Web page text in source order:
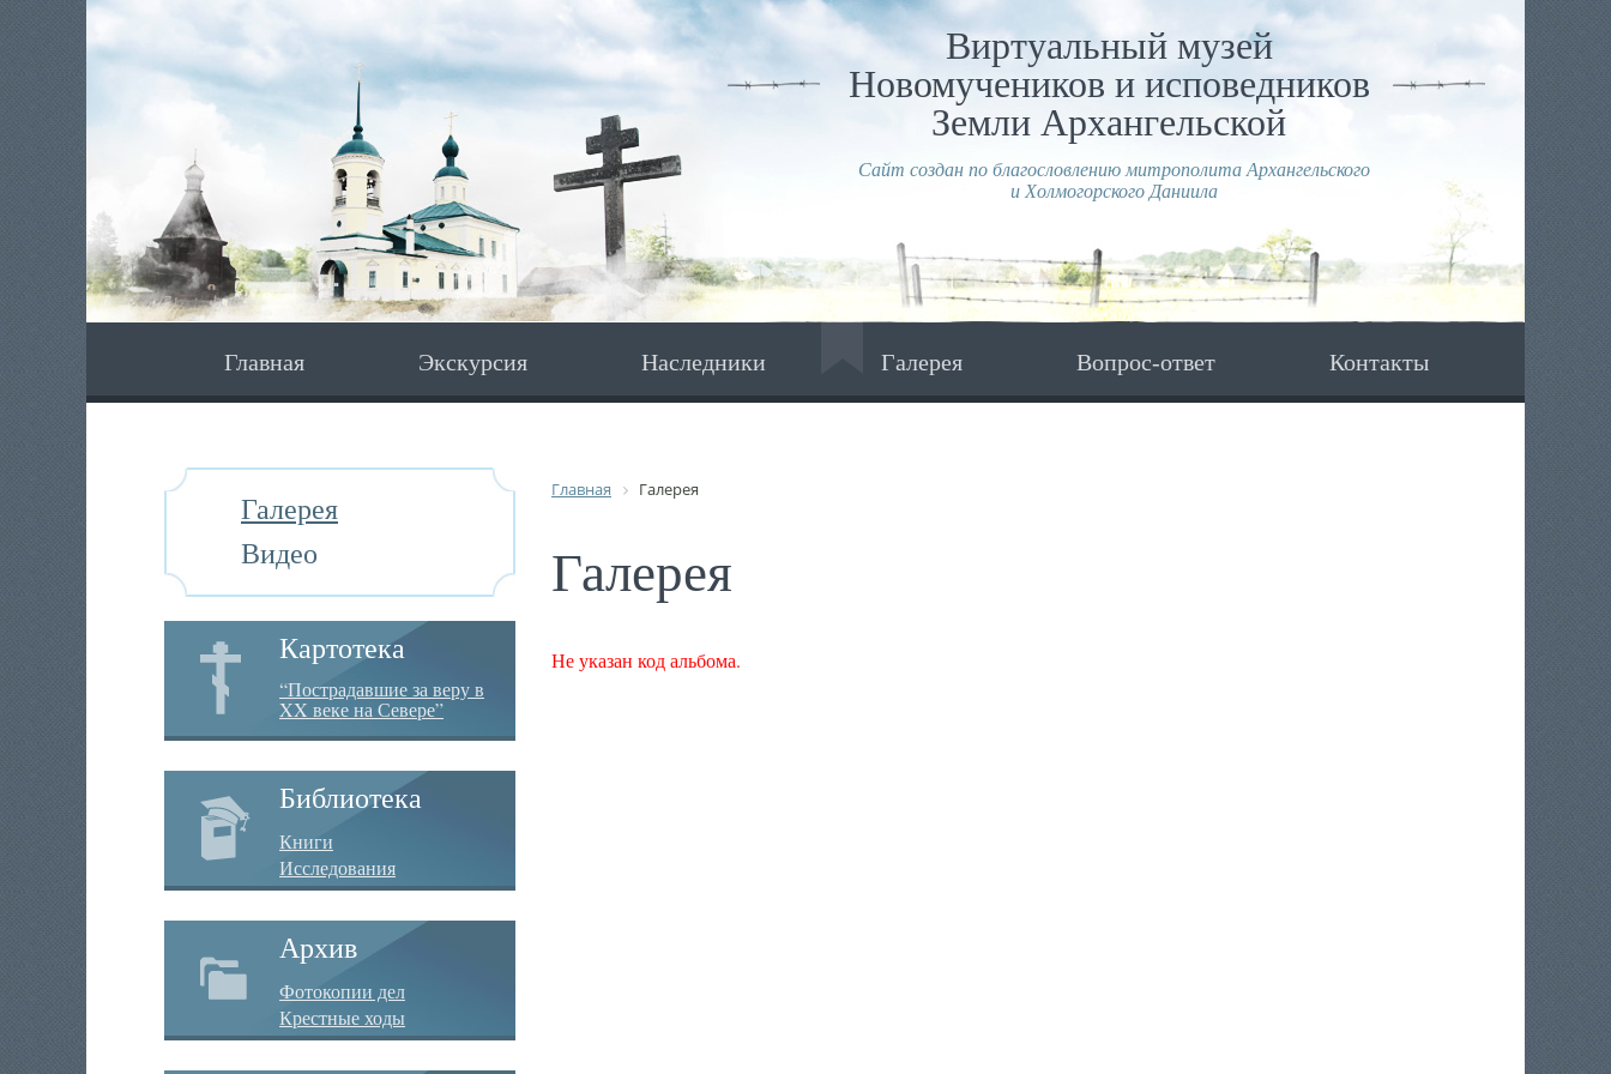
Виртуальный музей
Новомучеников и исповедников
Земли Архангельской
Сайт создан по благословлению митрополита Архангельского
и Холмогорского Даниила
Главная Экскурсия Наследники Галерея Вопрос-ответ Контакты
Галерея
Видео
Картотека
“Пострадавшие за веру в
XX веке на Севере”
Библиотека
Книги
Исследования
Архив
Фотокопии дел
Крестные ходы
Главная Галерея
Галерея
Не указан код альбома.